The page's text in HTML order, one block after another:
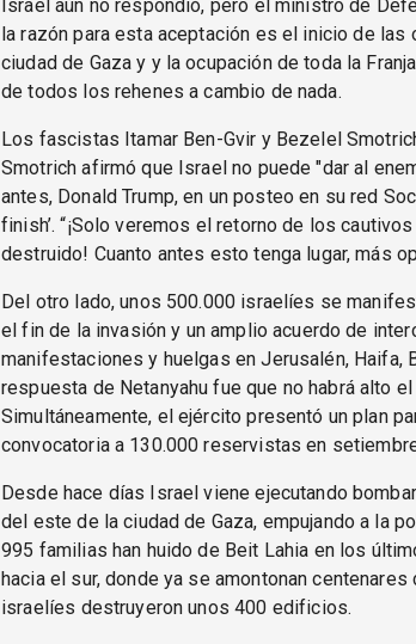
Israel aún no respondió, pero el ministro de
la razón para esta aceptación es el inicio de
ciudad de Gaza y y la ocupación de toda la
de todos los rehenes a cambio de nada.
Los fascistas Itamar Ben-Gvir y Bezelel
Smotrich afirmó que Israel no puede "dar al
antes, Donald Trump, en un posteo en su red
finish’. “¡Solo veremos el retorno de los
destruido! Cuanto antes esto tenga lugar, más
Del otro lado, unos 500.000 israelíes se
el fin de la invasión y un amplio acuerdo de
manifestaciones y huelgas en Jerusalén, Haifa,
respuesta de Netanyahu fue que no habrá alto
Simultáneamente, el ejército presentó un plan
convocatoria a 130.000 reservistas en
Desde hace días Israel viene ejecutando
del este de la ciudad de Gaza, empujando a la
995 familias han huido de Beit Lahia en los
hacia el sur, donde ya se amontonan
israelíes destruyeron unos 400 edificios.